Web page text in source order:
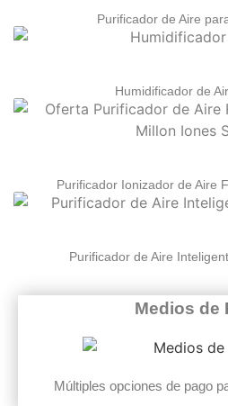
Purificador de Aire
Humidificador de
Purificador Ionizador de Aire
Purificador de Aire
Medios de
Múltiples opciones de pago